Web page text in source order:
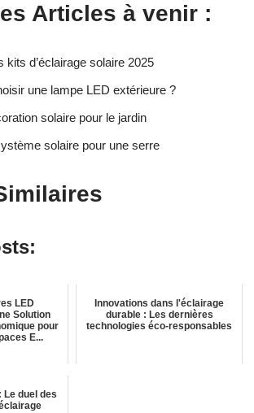
Articles à venir :
kits d’éclairage solaire 2025
une lampe LED extérieure ?
solaire pour le jardin
solaire pour une serre
LED
Solution
pour
E...
Innovations dans l'éclairage
durable : Les dernières
technologies éco-responsables
Le duel des